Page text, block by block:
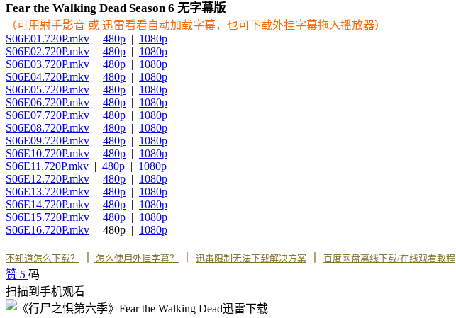
Fear the Walking Dead Season 6 无字幕版
（可用射手影音 或 迅雷看看自动加载字幕，也可下载外挂字幕拖入播放器）
S06E01.720P.mkv | 480p | 1080p
S06E02.720P.mkv | 480p | 1080p
S06E03.720P.mkv | 480p | 1080p
S06E04.720P.mkv | 480p | 1080p
S06E05.720P.mkv | 480p | 1080p
S06E06.720P.mkv | 480p | 1080p
S06E07.720P.mkv | 480p | 1080p
S06E08.720P.mkv | 480p | 1080p
S06E09.720P.mkv | 480p | 1080p
S06E10.720P.mkv | 480p | 1080p
S06E11.720P.mkv | 480p | 1080p
S06E12.720P.mkv | 480p | 1080p
S06E13.720P.mkv | 480p | 1080p
S06E14.720P.mkv | 480p | 1080p
S06E15.720P.mkv | 480p | 1080p
S06E16.720P.mkv | 480p | 1080p
不知道怎么下载？ 怎么使用外挂字幕？ 迅雷限制无法下载解决方案 百度网盘离线下载/在线观看教程
赞 5 码
扫描到手机观看